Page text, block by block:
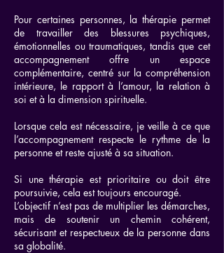
Pour certaines personnes, la thérapie permet
de travailler des blessures psychiques,
émotionnelles ou traumatiques, tandis que cet
accompagnement offre un espace
complémentaire, centré sur la compréhension
intérieure, le rapport à l’amour, la relation à
soi et à la dimension spirituelle.
Lorsque cela est nécessaire, je veille à ce que
l’accompagnement respecte le rythme de la
personne et reste ajusté à sa situation.
Si une thérapie est prioritaire ou doit être
poursuivie, cela est toujours encouragé.
L’objectif n’est pas de multiplier les démarches,
mais de soutenir un chemin cohérent,
sécurisant et respectueux de la personne dans
sa globalité.